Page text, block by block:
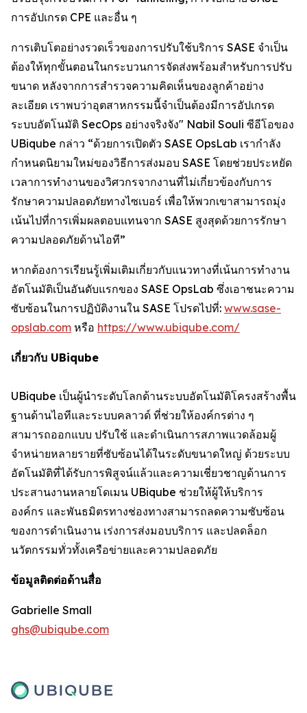
การอัปเกรด CPE และอื่น ๆ
การเติบโตอย่างรวดเร็วของการปรับใช้บริการ SASE จำเป็น
ต้องให้ทุกขั้นตอนในกระบวนการจัดส่งพร้อมสำหรับการปรับ
ขนาด หลังจากการสำรวจความคิดเห็นของลูกค้าอย่าง
ละเอียด เราพบว่าอุตสาหกรรมนี้จำเป็นต้องมีการอัปเกรด
ระบบอัตโนมัติ SecOps อย่างจริงจัง" Nabil Souli ซีอีโอของ
UBiqube กล่าว “ด้วยการเปิดตัว SASE OpsLab เรากำลัง
กำหนดนิยามใหม่ของวิธีการส่งมอบ SASE โดยช่วยประหยัด
เวลาการทำงานของวิศวกรจากงานที่ไม่เกี่ยวข้องกับการ
รักษาความปลอดภัยทางไซเบอร์ เพื่อให้พวกเขาสามารถมุ่ง
เน้นไปที่การเพิ่มผลตอบแทนจาก SASE สูงสุดด้วยการรักษา
ความปลอดภัยด้านไอที”
หากต้องการเรียนรู้เพิ่มเติมเกี่ยวกับแนวทางที่เน้นการทำงาน
อัตโนมัติเป็นอันดับแรกของ SASE OpsLab ซึ่งเอาชนะความ
ซับซ้อนในการปฏิบัติงานใน SASE โปรดไปที่: www.sase-
opslab.com หรือ https://www.ubiqube.com/
เกี่ยวกับ UBiqube
UBiqube เป็นผู้นำระดับโลกด้านระบบอัตโนมัติโครงสร้างพื้น
ฐานด้านไอทีและระบบคลาวด์ ที่ช่วยให้องค์กรต่าง ๆ
สามารถออกแบบ ปรับใช้ และดำเนินการสภาพแวดล้อมผู้
จำหน่ายหลายรายที่ซับซ้อนได้ในระดับขนาดใหญ่ ด้วยระบบ
อัตโนมัติที่ได้รับการพิสูจน์แล้วและความเชี่ยวชาญด้านการ
ประสานงานหลายโดเมน UBiqube ช่วยให้ผู้ให้บริการ
องค์กร และพันธมิตรทางช่องทางสามารถลดความซับซ้อน
ของการดำเนินงาน เร่งการส่งมอบบริการ และปลดล็อก
นวัตกรรมทั่วทั้งเครือข่ายและความปลอดภัย
ข้อมูลติดต่อด้านสื่อ
Gabrielle Small
ghs@ubiqube.com